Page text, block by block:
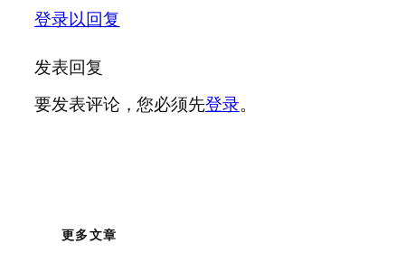
登录以回复
发表回复
要发表评论，您必须先登录。
更多文章